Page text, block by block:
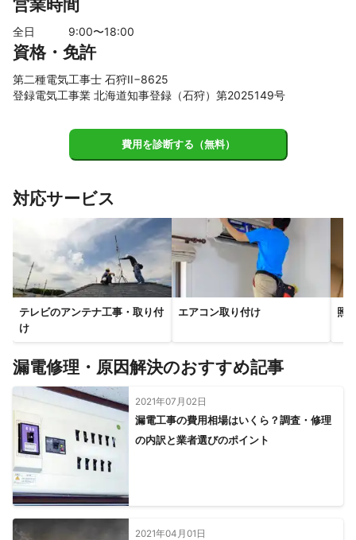
営業時間
全日 9:00〜18:00
資格・免許
第二種電気工事士 石狩II−8625
登録電気工事業 北海道知事登録（石狩）第2025149号
費用を診断する（無料）
対応サービス
テレビのアンテナ工事・取り付
け
エアコン取り付け 照
漏電修理・原因解決のおすすめ記事
2021年07月02日
漏電工事の費用相場はいくら？調査・修理
の内訳と業者選びのポイント
2021年04月01日